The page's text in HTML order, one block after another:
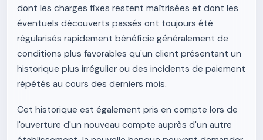
dont les charges fixes restent maîtrisées et dont les
éventuels découverts passés ont toujours été
régularisés rapidement bénéficie généralement de
conditions plus favorables qu'un client présentant un
historique plus irrégulier ou des incidents de paiement
répétés au cours des derniers mois.
Cet historique est également pris en compte lors de
l'ouverture d'un nouveau compte auprès d'un autre